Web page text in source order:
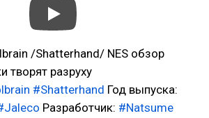
/Shatterhand/ NES обзор
творят разруху
#Shatterhand Год выпуска:
Разработчик: #Natsume